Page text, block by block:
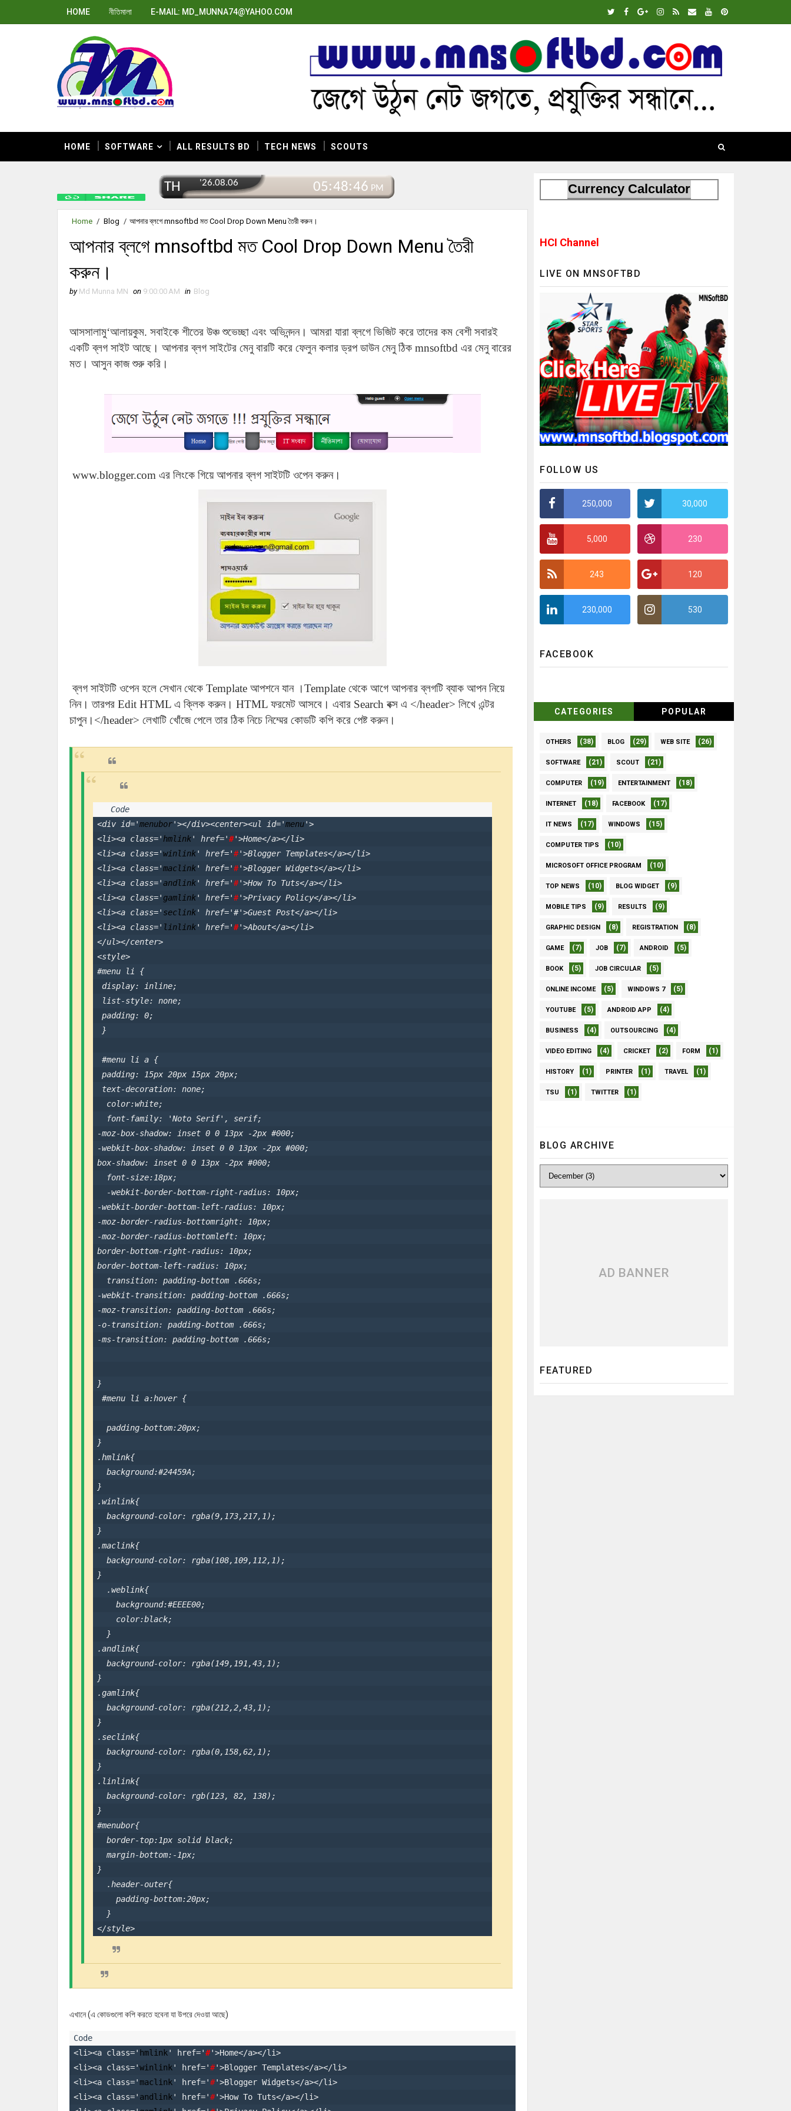
HOME নীতিমালা E-MAIL: MD_MUNNA74@YAHOO.COM
HOME SOFTWARE ALL RESULTS BD TECH NEWS SCOUTS
Home / Blog / আপনার ব্লগে mnsoftbd মত Cool Drop Down Menu তৈরী করুন।
আপনার ব্লগে mnsoftbd মত Cool Drop Down Menu তৈরী
করুন।
by Md Munna MN on 9:00:00 AM in Blog
আসসালামু‘আলায়কুম. সবাইকে শীতের উঞ্চ শুভেচ্ছা এবং অভিনন্দন। আমরা যারা ব্লগে ভিজিট করে তাদের কম বেশী সবারই
একটি ব্লগ সাইট আছে। আপনার ব্লগ সাইটের মেনু বারটি করে ফেলুন কলার ড্রপ ডাউন মেনু ঠিক mnsoftbd এর মেনু বারের
মত। আসুন কাজ শুরু করি।
www.blogger.com এর লিংকে গিয়ে আপনার ব্লগ সাইটটি ওপেন করুন।
ব্লগ সাইটটি ওপেন হলে সেখান থেকে Template আপশনে যান ।Template থেকে আগে আপনার ব্লগটি ব্যাক আপন নিয়ে
নিন। তারপর Edit HTML এ ক্লিক করুন। HTML ফরমেট আসবে। এবার Search বক্স এ </header> লিখে এন্টর
চাপুন।</header> লেখাটি খোঁজে পেলে তার ঠিক নিচে নিম্মের কোডটি কপি করে পেষ্ট করুন।
<div id='menubor'></div><center><ul id='menu'>
<li><a class='hmlink' href='#'>Home</a></li>
<li><a class='winlink' href='#'>Blogger Templates</a></li>
<li><a class='maclink' href='#'>Blogger Widgets</a></li>
<li><a class='andlink' href='#'>How To Tuts</a></li>
<li><a class=' gamlink' href='#'>Privacy Policy</a></li>
<li><a class=' seclink' href='#'>Guest Post</a></li>
<li><a class=' linlink' href='#'>About</a></li>
</ul></center>
<style>
#menu li {
display: inline;
list-style: none;
padding: 0;
}
#menu li a {
padding: 15px 20px 15px 20px;
text-decoration: none;
  color:white;
  font-family: 'Noto Serif', serif;
-moz-box-shadow: inset 0 0 13px -2px #000;
-webkit-box-shadow: inset 0 0 13px -2px #000;
box-shadow: inset 0 0 13px -2px #000;
  font-size:18px;
  -webkit-border-bottom-right-radius: 10px;
-webkit-border-bottom-left-radius: 10px;
-moz-border-radius-bottomright: 10px;
-moz-border-radius-bottomleft: 10px;
border-bottom-right-radius: 10px;
border-bottom-left-radius: 10px;
  transition: padding-bottom .666s;
-webkit-transition: padding-bottom .666s;
-moz-transition: padding-bottom .666s;
-o-transition: padding-bottom .666s;
-ms-transition: padding-bottom .666s;
}
#menu li a:hover {
  padding-bottom:20px;
}
.hmlink{
  background:#24459A;
}
.winlink{
  background-color: rgba(9,173,217,1);
}
.maclink{
  background-color: rgba(108,109,112,1);
}
  .weblink{
    background:#EEEE00;
    color:black;
  }
.andlink{
  background-color: rgba(149,191,43,1);
}
.gamlink{
  background-color: rgba(212,2,43,1);
}
.seclink{
  background-color: rgba(0,158,62,1);
}
.linlink{
  background-color: rgb(123, 82, 138);
}
#menubor{
  border-top:1px solid black;
  margin-bottom:-1px;
}
  .header-outer{
    padding-bottom:20px;
  }
</style>
এখানে (এ কোডগুলো কপি করতে হবেনা যা উপরে দেওয়া আছে)
<li><a class=' hmlink' href='#'>Home</a></li>
<li><a class='winlink' href='#'>Blogger Templates</a></li>
<li><a class=' maclink' href='#'>Blogger Widgets</a></li>
<li><a class=' andlink' href='#'>How To Tuts</a></li>
Currency Calculator
HCI Channel
LIVE ON MNSOFTBD
FOLLOW US
250,000 30,000
5,000 230
243 120
230,000 530
FACEBOOK
CATEGORIES POPULAR
OTHERS (38) BLOG (29) WEB SITE (26)
SOFTWARE (21) SCOUT (21)
COMPUTER (19) ENTERTAINMENT (18)
INTERNET (18) FACEBOOK (17)
IT NEWS (17) WINDOWS (15)
COMPUTER TIPS (10)
MICROSOFT OFFICE PROGRAM (10)
TOP NEWS (10) BLOG WIDGET (9)
MOBILE TIPS (9) RESULTS (9)
GRAPHIC DESIGN (8) REGISTRATION (8)
GAME (7) JOB (7) ANDROID (5)
BOOK (5) JOB CIRCULAR (5)
ONLINE INCOME (5) WINDOWS 7 (5)
YOUTUBE (5) ANDROID APP (4)
BUSINESS (4) OUTSOURCING (4)
VIDEO EDITING (4) CRICKET (2) FORM (1)
HISTORY (1) PRINTER (1) TRAVEL (1)
TSU (1) TWITTER (1)
BLOG ARCHIVE
AD BANNER
FEATURED